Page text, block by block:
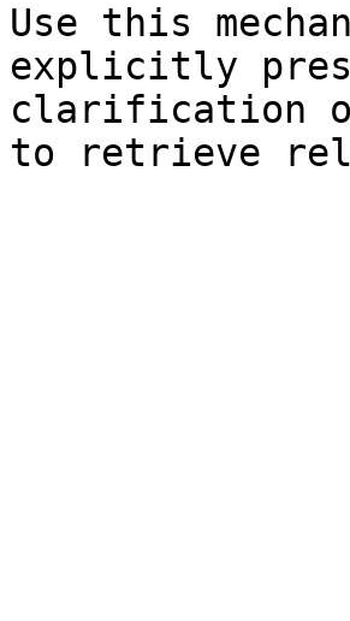
Use this
explicitly
clarification